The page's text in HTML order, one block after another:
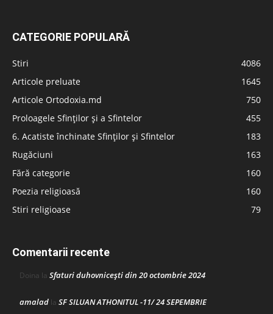
CATEGORIE POPULARĂ
Stiri
4086
Articole preluate
1645
Articole Ortodoxia.md
750
Proloagele Sfinților și a Sfintelor
455
6. Acatiste închinate Sfinților și Sfintelor
183
Rugăciuni
163
Fără categorie
160
Poezia religioasă
160
Stiri religioase
79
Comentarii recente
Doina la Sfaturi duhovnicești din 20 octombrie 2024
amalad la SF SILUAN ATHONITUL -11/ 24 SEPEMBRIE